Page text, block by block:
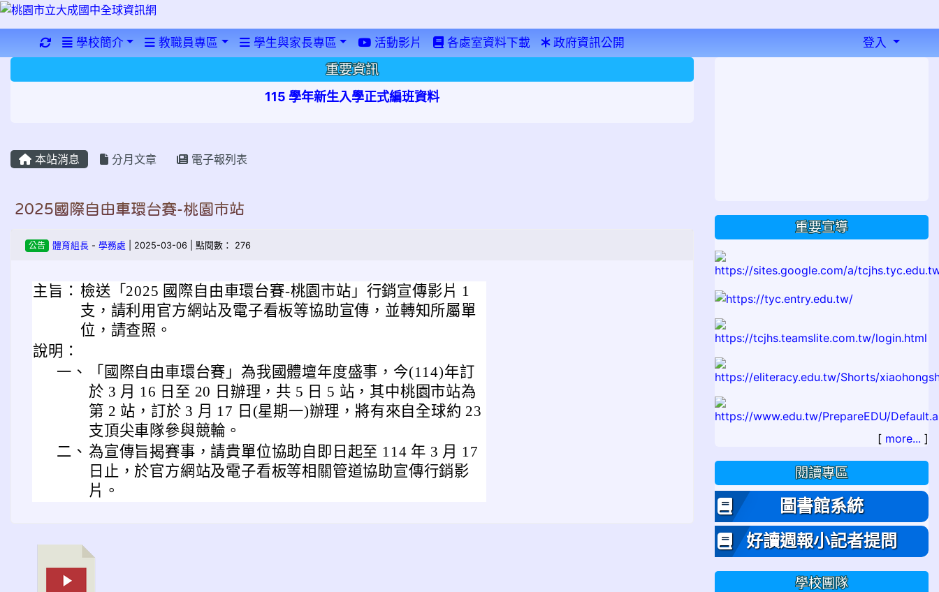
重新取得佈景設定
學校簡介 教職員專區 學生與家長專區 活動影片 各處室資料下載 政府資訊公開 登入
重要資訊
115 學年新生入學正式編班資料
本站消息 分月文章 電子報列表
2025國際自由車環台賽-桃園市站
公告 體育組長- 學務處 | 2025-03-06 | 點閱數： 276
主旨： 檢送「2025 國際自由車環台賽-桃園市站」行銷宣傳影片 1
支，請利用官方網站及電子看板等協助宣傳，並轉知所屬單
位，請查照。
說明：
一、
「國際自由車環台賽」為我國體壇年度盛事，今(114)年訂
於 3 月 16 日至 20 日辦理，共 5 日 5 站，其中桃園市站為
第 2 站，訂於 3 月 17 日(星期一)辦理，將有來自全球約 23
支頂尖車隊參與競輪。
二、 為宣傳旨揭賽事，請貴單位協助自即日起至 114 年 3 月 17
日止，於官方網站及電子看板等相關管道協助宣傳行銷影
片。
重要宣導
[ more... ]
閱讀專區
圖書館系統
好讀週報小記者提問
學校團隊